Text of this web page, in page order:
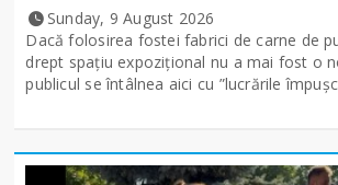
Sunday, 9 August 2026
Dacă folosirea fostei fabrici de carne de
drept spațiu expozițional nu a mai fost o
publicul se întâlnea aici cu ”lucrările